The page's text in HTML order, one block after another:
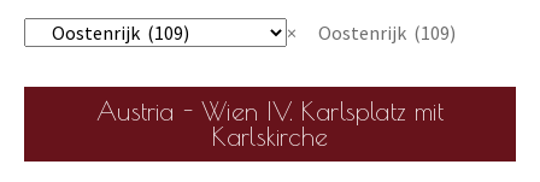
× Oostenrijk (109)
Austria - Wien IV. Karlsplatz mit
Karlskirche